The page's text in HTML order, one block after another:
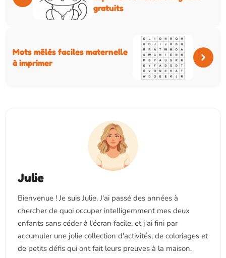
gratuits
Mots mêlés faciles maternelle
à imprimer
Julie
Bienvenue ! Je suis Julie. J'ai passé des années à
chercher de quoi occuper intelligemment mes deux
enfants sans céder à l'écran facile, et j'ai fini par
accumuler une jolie collection d'activités, de coloriages et
de petits défis qui ont fait leurs preuves à la maison.